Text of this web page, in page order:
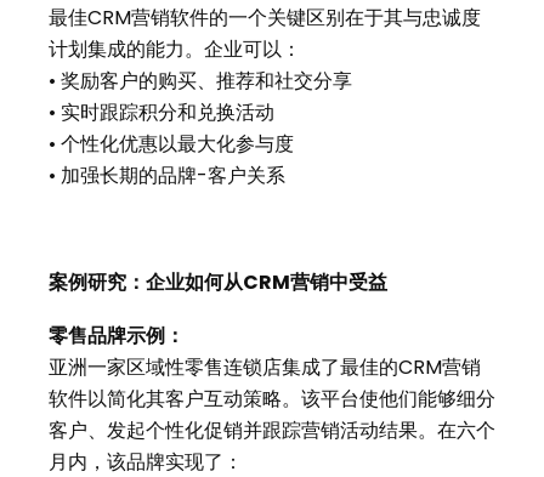
最佳CRM营销软件的一个关键区别在于其与忠诚度
计划集成的能力。企业可以：
• 奖励客户的购买、推荐和社交分享
• 实时跟踪积分和兑换活动
• 个性化优惠以最大化参与度
• 加强长期的品牌-客户关系
案例研究：企业如何从CRM营销中受益
零售品牌示例：
亚洲一家区域性零售连锁店集成了最佳的CRM营销
软件以简化其客户互动策略。该平台使他们能够细分
客户、发起个性化促销并跟踪营销活动结果。在六个
月内，该品牌实现了：